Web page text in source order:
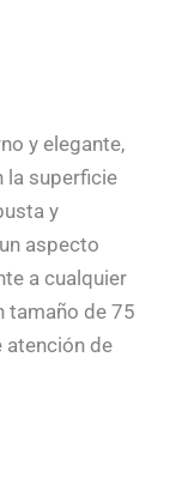
y elegante,
la superficie
y
aspecto
a cualquier
tamaño de 75
atención de